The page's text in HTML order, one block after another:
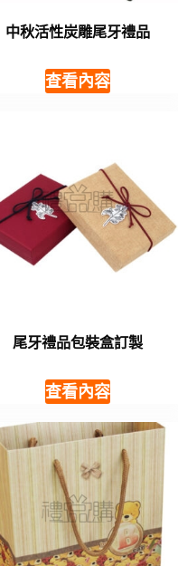
中秋活性炭雕尾牙禮品
查看內容
尾牙禮品包裝盒訂製
查看內容